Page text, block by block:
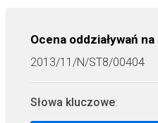
Ocena oddziaływań
2013/11/N/ST8/00404
Słowa kluczowe: